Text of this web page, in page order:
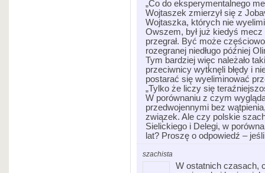
„Co do eksperymentalnego
Wojtaszek zmierzył się z
Wojtaszka, których nie
Owszem, był już kiedyś
przegrał. Być może
rozegranej niedługo później
Tym bardziej więc należało
przeciwnicy wytknęli błędy i
postarać się wyeliminować
„Tylko że liczy się
W porównaniu z czym
przedwojennymi bez
związek. Ale czy polskie
Sielickiego i Delegi, w
lat? Proszę o odpowiedź –
szachista
W ostatnich czasach,